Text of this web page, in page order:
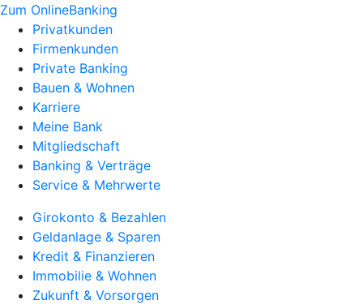
Zum OnlineBanking
Privatkunden
Firmenkunden
Private Banking
Bauen & Wohnen
Karriere
Meine Bank
Mitgliedschaft
Banking & Verträge
Service & Mehrwerte
Girokonto & Bezahlen
Geldanlage & Sparen
Kredit & Finanzieren
Immobilie & Wohnen
Zukunft & Vorsorgen